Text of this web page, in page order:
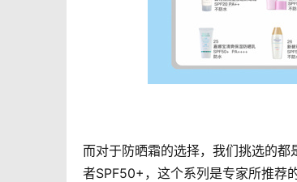
而对于防晒霜的选择，我们挑选的
者SPF50+，这个系列是专家所推荐